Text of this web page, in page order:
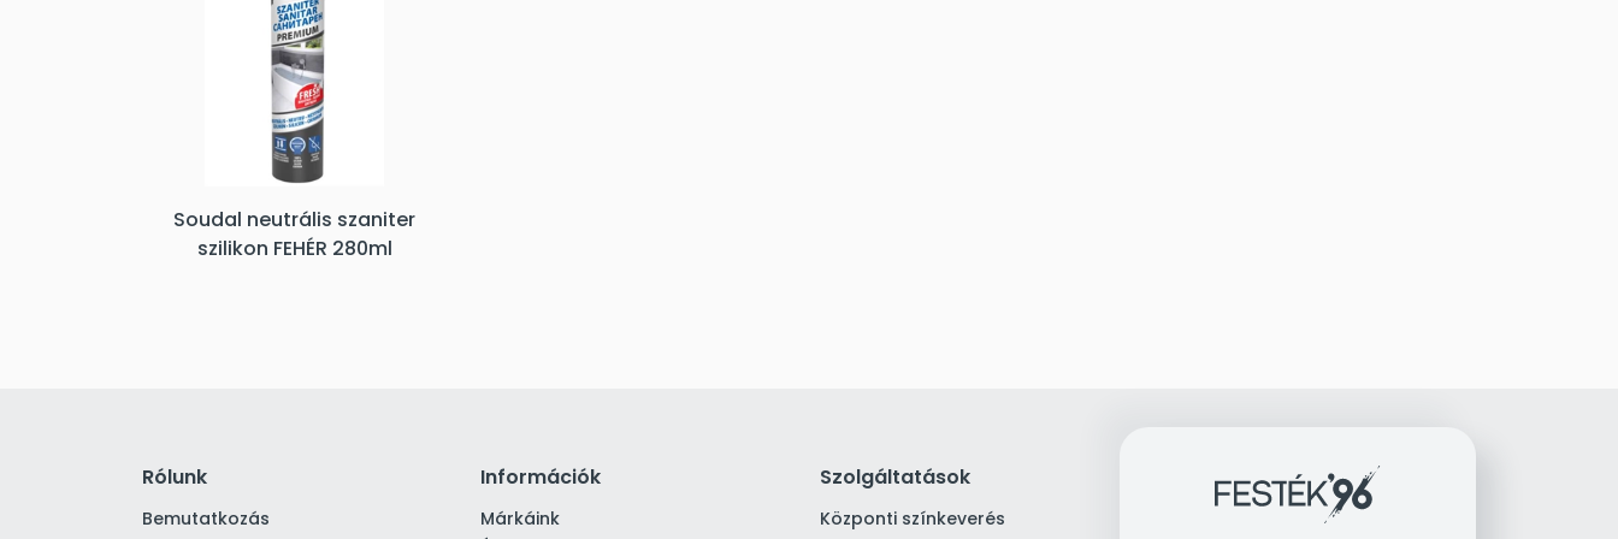
Soudal neutrális szaniter
szilikon FEHÉR 280ml
Rólunk
Bemutatkozás
Információk
Márkáink
Szolgáltatások
Központi színkeverés